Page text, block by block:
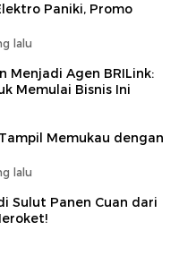
Paniki, Promo
lalu
Menjadi Agen BRILink:
Memulai Bisnis Ini
Memukau dengan
lalu
Sulut Panen Cuan dari